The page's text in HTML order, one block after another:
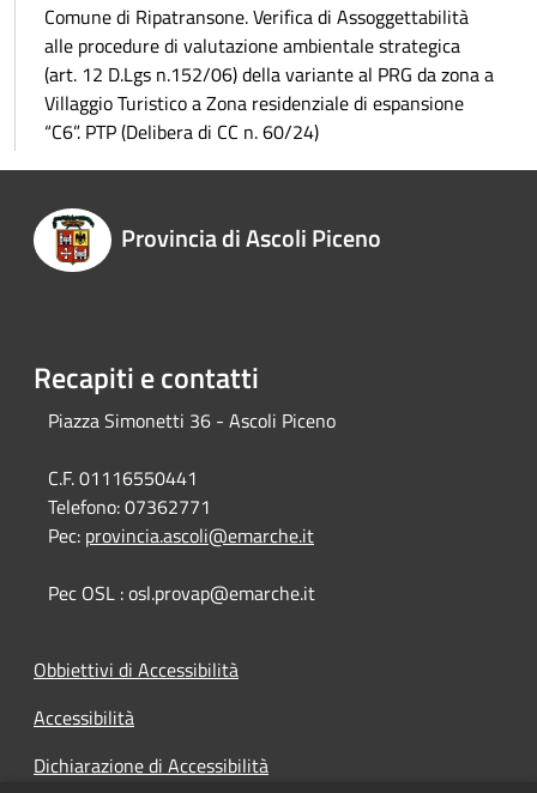
Comune di Ripatransone. Verifica di Assoggettabilità
alle procedure di valutazione ambientale strategica
(art. 12 D.Lgs n.152/06) della variante al PRG da zona a
Villaggio Turistico a Zona residenziale di espansione
“C6”. PTP (Delibera di CC n. 60/24)
Provincia di Ascoli Piceno
Recapiti e contatti
Piazza Simonetti 36 - Ascoli Piceno
C.F. 01116550441
Telefono:07362771
Pec: provincia.ascoli@emarche.it
Pec OSL : osl.provap@emarche.it
Obbiettivi di Accessibilità
Accessibilità
Dichiarazione di Accessibilità